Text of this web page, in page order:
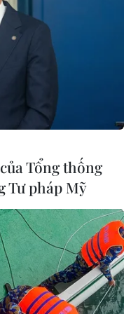
Long chỉ cầm
‘không đòi hỏi’
“Nhận hối lộ”, ông
nhiều nhất, khi đã
hơn 51 tỉ đồng.
Tổng thống
Tư pháp Mỹ